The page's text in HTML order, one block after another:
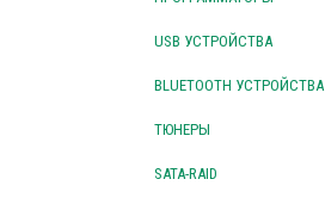
USB УСТРОЙСТВА
BLUETOOTH УСТРОЙСТВА
ТЮНЕРЫ
SATA-RAID